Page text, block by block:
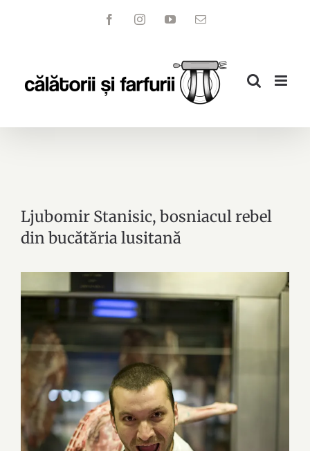
FacebookInstagramYouTubeEmail
Ljubomir Stanisic, bosniacul rebel
din bucătăria lusitană